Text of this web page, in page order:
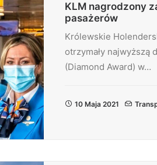
KLM nagrodzony
pasażerów
Królewskie
otrzymały najwyższą
(Diamond Award) w…
10 Maja 2021